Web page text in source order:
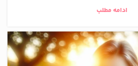
ادامه مطلب